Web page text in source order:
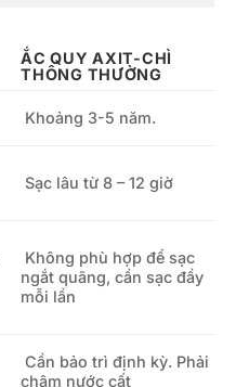
ẮC QUY AXIT-CHÌ
THÔNG THƯỜNG
Khoảng 3-5 năm.
Sạc lâu từ 8 – 12 giờ
Không phù hợp để sạc
ngắt quãng, cần sạc đầy
mỗi lần
Cần bảo trì định kỳ. Phải
châm nước cất